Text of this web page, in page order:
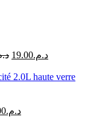
د.م.19.00
2.0L haute verre
د.م.